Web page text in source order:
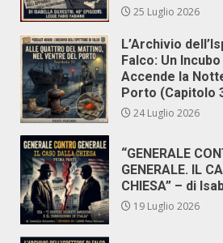
25 Luglio 2026
L’Archivio
Falco: Un
Accende la
Porto (Capitolo
24 Luglio 2026
“GENERALE
GENERALE. IL
CHIESA” – di
19 Luglio 2026